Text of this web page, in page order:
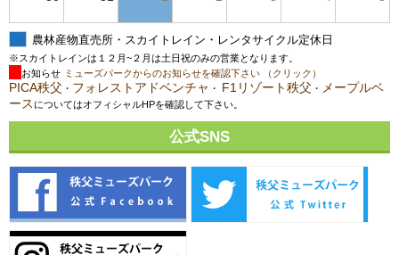
農林産物直売所・スカイトレイン・レンタサイクル定休日
※スカイトレインは１２月~２月は土日祝のみの営業となります。
お知らせ ミューズパークからのお知らせを確認下さい （クリック）
PICA秩父 ・ フォレストアドベンチャ ・ F1リゾート秩父 ・ メープルベ
ース についてはオフィシャルHPを確認して下さい。
公式SNS